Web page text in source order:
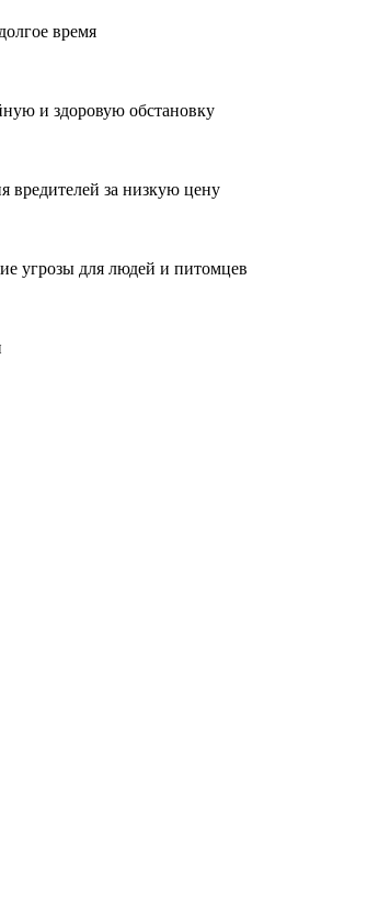
время
и здоровую обстановку
вредителей за низкую цену
угрозы для людей и питомцев